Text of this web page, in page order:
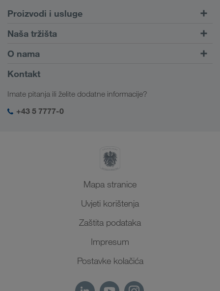
Proizvodi i usluge
Cestovni prijevoz
Portal za klijente CONNECT
Digitalna rješenja
Naša tržišta
Europa
Kavkaz
Srednja Azija
Bliski Istok
O nama
Informacije o poduzeću
Društvena odgovornost
SHEQ-menadžment
Kontakt
Imate pitanja ili želite dodatne informacije?
+43 5 7777-0
Mapa stranice
Uvjeti korištenja
Zaštita podataka
Impresum
Postavke kolačića